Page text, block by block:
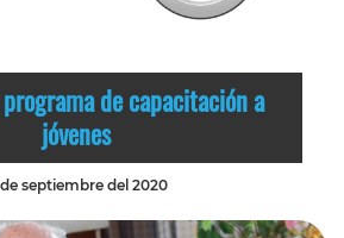
de capacitación a
jóvenes
septiembre del 2020